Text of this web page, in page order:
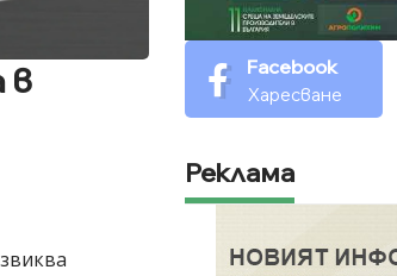
в
Facebook
Харесване
Реклама